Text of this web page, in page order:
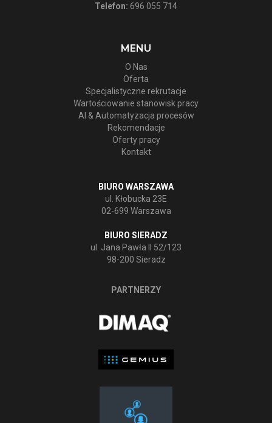
Telefon: 696 055 714
MENU
O Nas
Oferta
Specjalistyczne rekrutacje
Wartościowanie stanowisk pracy
AI & Automatyzacja procesów
Rekomendacje
Oferty pracy
Kontakt
BIURO WARSZAWA
ul. Kłobucka 23E
02-699 Warszawa
BIURO SIERADZ
ul. Jana Pawła II 52/123
98-200 Sieradz
PARTNERZY